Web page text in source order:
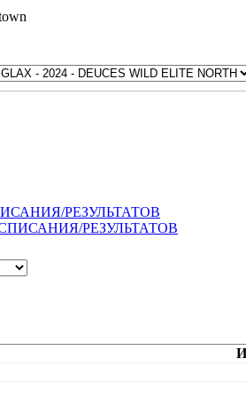
РЕЗУЛЬТАТОВ
РЕЗУЛЬТАТОВ